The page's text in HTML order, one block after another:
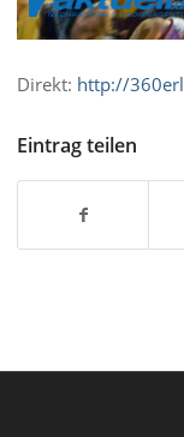
Direkt: http://
Eintrag teilen